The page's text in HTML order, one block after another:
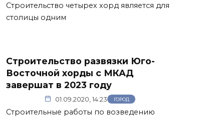
Строительство четырех хорд является для
столицы одним
Строительство развязки Юго-
Восточной хорды с МКАД
завершат в 2023 году
01.09.2020, 14:23 ГОРОД
Строительные работы по возведению